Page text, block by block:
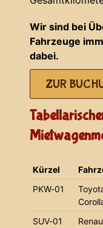
Wir sind bei
Fahrzeuge
dabei.
ZUR
Kürzel
PKW-01
SUV-01